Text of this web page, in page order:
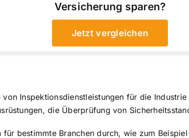
Versicherung sparen?
Jetzt vergleichen
Inspektionsdienstleistungen für die
die Überprüfung von
bestimmte Branchen durch, wie zum